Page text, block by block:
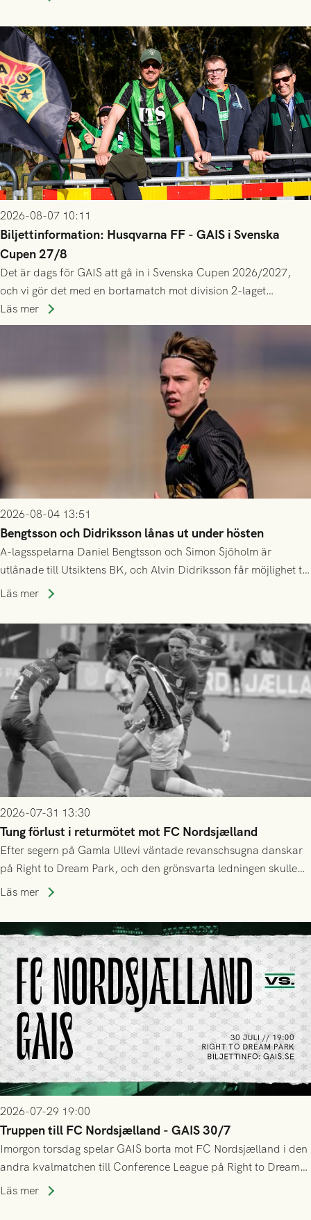
2026-08-07 10:11
Biljettinformation: Husqvarna FF - GAIS i Svenska
Cupen 27/8
Det är dags för GAIS att gå in i Svenska Cupen 2026/2027,
och vi gör det med en bortamatch mot division 2-laget
Husqvarna FF. Häng med och stötta grönsvart på plats!
Läs mer
2026-08-04 13:51
Bengtsson och Didriksson lånas ut under hösten
A-lagsspelarna Daniel Bengtsson och Simon Sjöholm är
utlånade till Utsiktens BK, och Alvin Didriksson får möjlighet till
speltid i Hestrafors genom föreningssamarbete.
Läs mer
2026-07-31 13:30
Tung förlust i returmötet mot FC Nordsjælland
Efter segern på Gamla Ullevi väntade revanschsugna danskar
på Right to Dream Park, och den grönsvarta ledningen skulle
upphöra efter mindre än kvarten spelad. På lika mark visade
tennissiffror och det grönsvarta europaäventyret tog slut.
Läs mer
2026-07-29 19:00
Truppen till FC Nordsjælland - GAIS 30/7
Imorgon torsdag spelar GAIS borta mot FC Nordsjælland i den
andra kvalmatchen till Conference League på Right to Dream
Park! Fredrik Holmberg och ledarstaben har tagit ut följande
Läs mer